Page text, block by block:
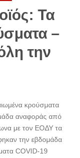
Τα
–
την
κρούσματα
αναφοράς από
με τον ΕΟΔΥ τα
την εβδομάδα
COVID-19